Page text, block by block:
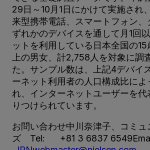
29日～10月1日にかけて実施され
来型携帯電話、スマートフォン、
ずれかのデバイスを通して月1回
ットを利用している日本全国の
上の男女、計2,758人を対象に調
た。サンプル数は、上記4デバイ
ーネット利用者の人口構成比によ
れ、インターネットユーザーを代
りつけられています。
お問い合わせ中川奈津子、コミュ
ズ Tel: +81 3 6837